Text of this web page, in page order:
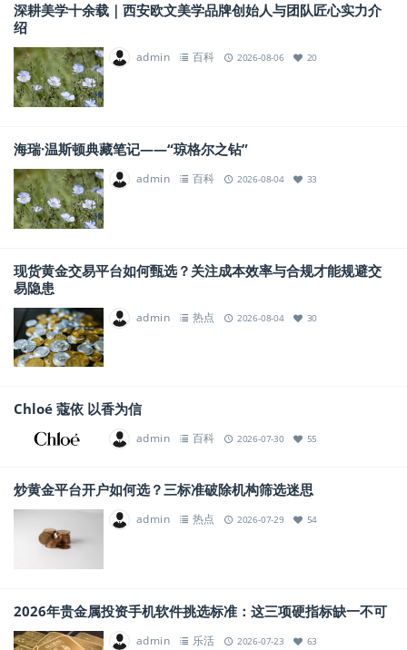
深耕美学十余载｜西安欧文美学品牌创始人与团队匠心实力介
绍
admin 百科 2026-08-06 20
海瑞·温斯顿典藏笔记——“琼格尔之钻”
admin 百科 2026-08-04 33
现货黄金交易平台如何甄选？关注成本效率与合规才能规避交
易隐患
admin 热点 2026-08-04 30
Chloé 蔻依 以香为信
admin 百科 2026-07-30 55
炒黄金平台开户如何选？三标准破除机构筛选迷思
admin 热点 2026-07-29 54
2026年贵金属投资手机软件挑选标准：这三项硬指标缺一不可
admin 乐活 2026-07-23 63